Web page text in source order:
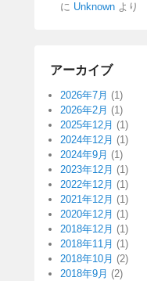
に Unknown より
アーカイブ
2026年7月 (1)
2026年2月 (1)
2025年12月 (1)
2024年12月 (1)
2024年9月 (1)
2023年12月 (1)
2022年12月 (1)
2021年12月 (1)
2020年12月 (1)
2018年12月 (1)
2018年11月 (1)
2018年10月 (2)
2018年9月 (2)